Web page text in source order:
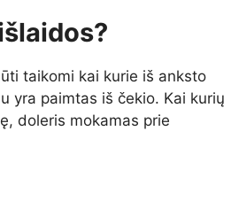
taikomi kai kurie iš anksto
yra paimtas iš čekio. Kai kurių
doleris mokamas prie